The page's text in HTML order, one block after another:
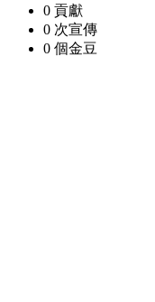
0 貢獻
0 次宣傳
0 個金豆